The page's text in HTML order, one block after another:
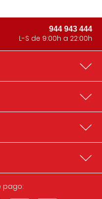
944 943 444
L-S de 9:00h a 22:00h
pago: